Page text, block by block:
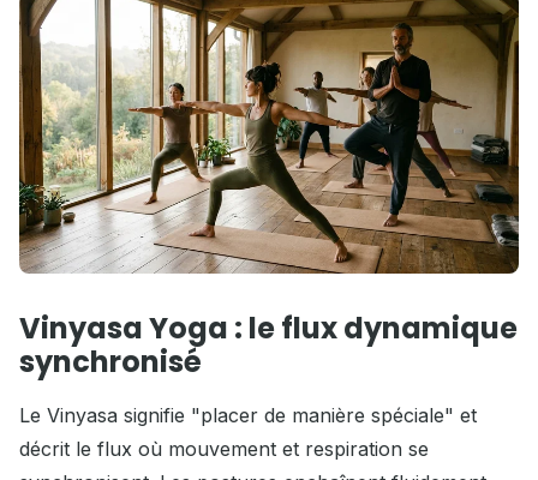
Vinyasa Yoga : le flux dynamique
synchronisé
Le Vinyasa signifie "placer de manière spéciale" et
décrit le flux où mouvement et respiration se